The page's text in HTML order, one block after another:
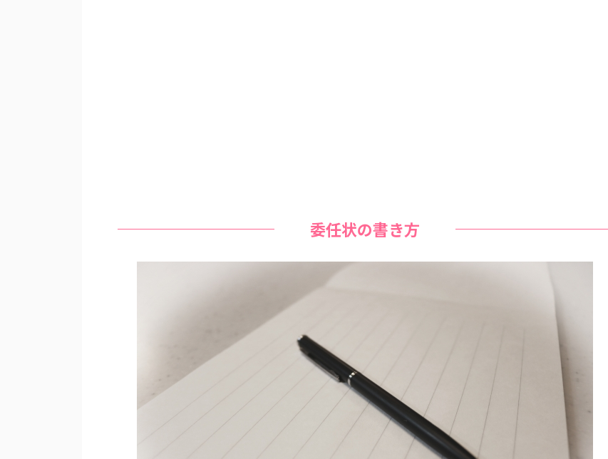
委任状の書き方